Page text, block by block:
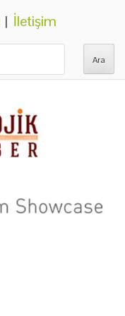
| İletişim